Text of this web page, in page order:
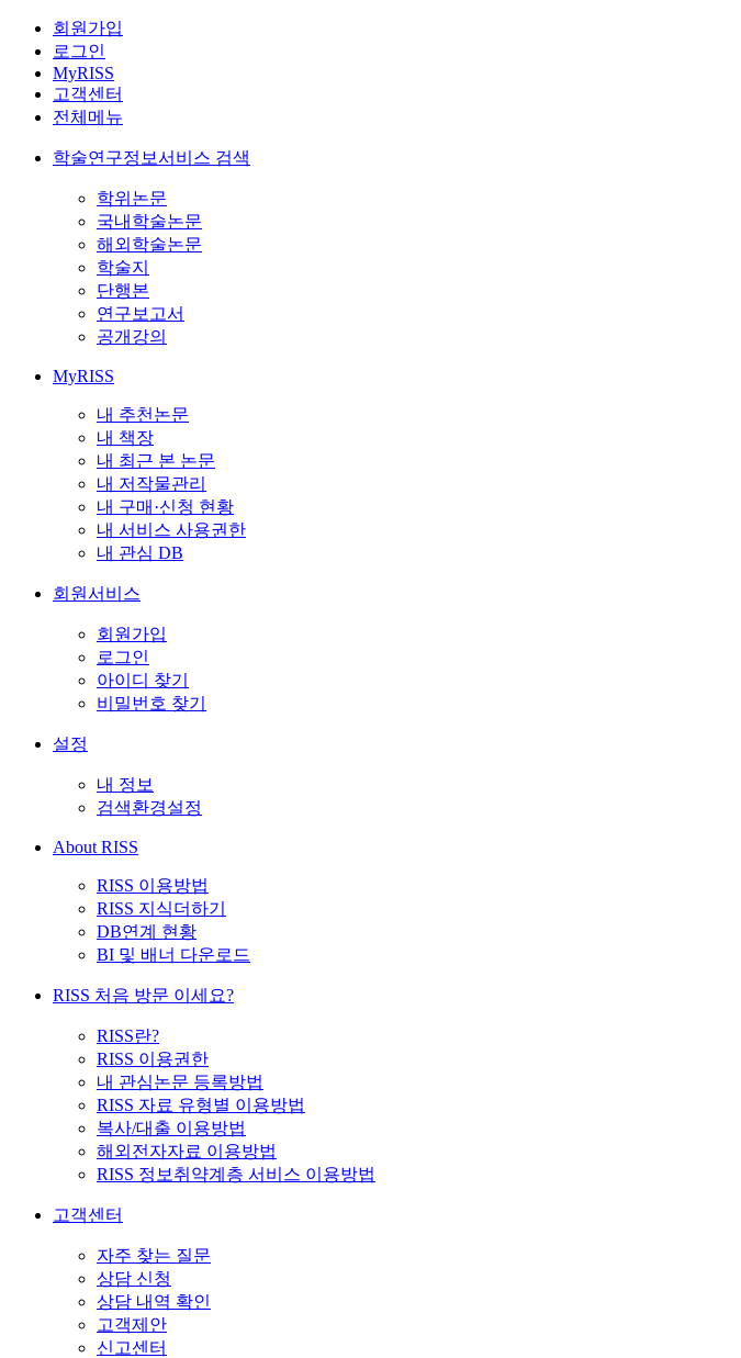
회원가입
로그인
MyRISS
고객센터
전체메뉴
학술연구정보서비스 검색
학위논문
국내학술논문
해외학술논문
학술지
단행본
연구보고서
공개강의
MyRISS
내 추천논문
내 책장
내 최근 본 논문
내 저작물관리
내 구매·신청 현황
내 서비스 사용권한
내 관심 DB
회원서비스
회원가입
로그인
아이디 찾기
비밀번호 찾기
설정
내 정보
검색환경설정
About RISS
RISS 이용방법
RISS 지식더하기
DB연계 현황
BI 및 배너 다운로드
RISS 처음 방문 이세요?
RISS란?
RISS 이용권한
내 관심논문 등록방법
RISS 자료 유형별 이용방법
복사/대출 이용방법
해외전자자료 이용방법
RISS 정보취약계층 서비스 이용방법
고객센터
자주 찾는 질문
상담 신청
상담 내역 확인
고객제안
신고센터